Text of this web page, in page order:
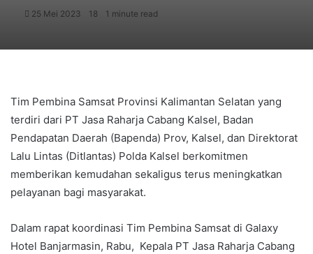
25 Mei 2023 18 1 minute read
Tim Pembina Samsat Provinsi Kalimantan Selatan yang
terdiri dari PT Jasa Raharja Cabang Kalsel, Badan
Pendapatan Daerah (Bapenda) Prov, Kalsel, dan Direktorat
Lalu Lintas (Ditlantas) Polda Kalsel berkomitmen
memberikan kemudahan sekaligus terus meningkatkan
pelayanan bagi masyarakat.
Dalam rapat koordinasi Tim Pembina Samsat di Galaxy
Hotel Banjarmasin, Rabu, Kepala PT Jasa Raharja Cabang